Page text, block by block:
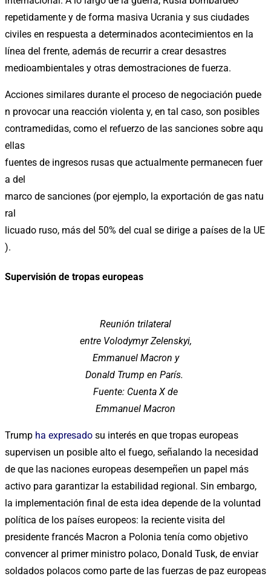
repetidamente y de forma masiva Ucrania y sus ciudades
civiles en respuesta a determinados acontecimientos en la
línea del frente, además de recurrir a crear desastres
medioambientales y otras demostraciones de fuerza.
Acciones similares durante el proceso de negociación puede
n provocar una reacción violenta y, en tal caso, son posibles
contramedidas, como el refuerzo de las sanciones sobre aqu
ellas
fuentes de ingresos rusas que actualmente permanecen fuer
a del
marco de sanciones (por ejemplo, la exportación de gas natu
ral
licuado ruso, más del 50% del cual se dirige a países de la UE
).
Supervisión de tropas europeas
Reunión trilateral
entre Volodymyr Zelenskyi,
Emmanuel Macron y
Donald Trump en París.
Fuente: Cuenta X de
Emmanuel Macron
Trump ha expresado su interés en que tropas europeas
supervisen un posible alto el fuego, señalando la necesidad
de que las naciones europeas desempeñen un papel más
activo para garantizar la estabilidad regional. Sin embargo,
la implementación final de esta idea depende de la voluntad
política de los países europeos: la reciente visita del
presidente francés Macron a Polonia tenía como objetivo
convencer al primer ministro polaco, Donald Tusk, de enviar
soldados polacos como parte de las fuerzas de paz europeas